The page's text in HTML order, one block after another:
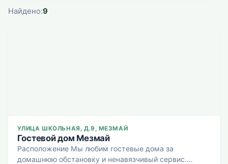
Найдено:9
УЛИЦА ШКОЛЬНАЯ, Д.9, МЕЗМАЙ
Гостевой дом Мезмай
Расположение Мы любим гостевые дома за
домашнюю обстановку и ненавязчивый сервис.